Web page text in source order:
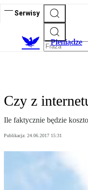
Serwisy
Pieniądze
Czy z
Ile faktycznie będzie
Publikacja: 24.06.2017 15:31